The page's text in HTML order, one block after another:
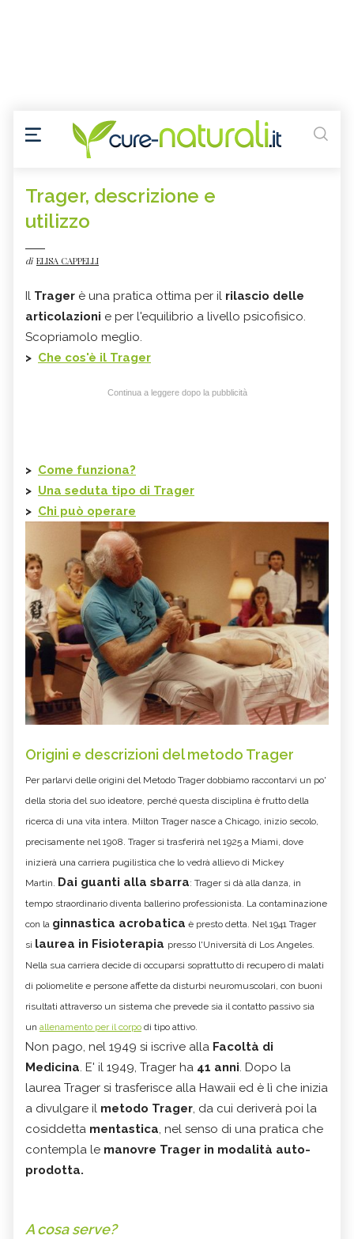
Trager, descrizione e
utilizzo
di ELISA CAPPELLI
Il Trager è una pratica ottima per il rilascio delle
articolazioni e per l'equilibrio a livello psicofisico.
Scopriamolo meglio.
> Che cos'è il Trager
Continua a leggere dopo la pubblicità
> Come funziona?
> Una seduta tipo di Trager
> Chi può operare
Origini e descrizioni del metodo Trager
Per parlarvi delle origini del Metodo Trager dobbiamo raccontarvi un po'
della storia del suo ideatore, perché questa disciplina è frutto della
ricerca di una vita intera. Milton Trager nasce a Chicago, inizio secolo,
precisamente nel 1908. Trager si trasferirà nel 1925 a Miami, dove
inizierà una carriera pugilistica che lo vedrà allievo di Mickey
Martin. Dai guanti alla sbarra: Trager si dà alla danza, in
tempo straordinario diventa ballerino professionista. La contaminazione
con la ginnastica acrobatica è presto detta. Nel 1941 Trager
si laurea in Fisioterapia presso l'Università di Los Angeles.
Nella sua carriera decide di occuparsi soprattutto di recupero di malati
di poliomelite e persone affette da disturbi neuromuscolari, con buoni
risultati attraverso un sistema che prevede sia il contatto passivo sia
un allenamento per il corpo di tipo attivo.
Non pago, nel 1949 si iscrive alla Facoltà di
Medicina. E' il 1949, Trager ha 41 anni. Dopo la
laurea Trager si trasferisce alla Hawaii ed è lì che inizia
a divulgare il metodo Trager, da cui deriverà poi la
cosiddetta mentastica, nel senso di una pratica che
contempla le manovre Trager in modalità auto-
prodotta.
A cosa serve?